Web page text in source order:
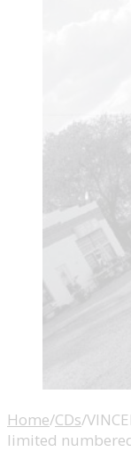
Home/CDs/
limited